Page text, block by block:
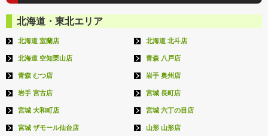
北海道・東北エリア
北海道 室蘭店 北海道 北斗店
北海道 空知栗山店 青森 八戸店
青森 むつ店 岩手 奥州店
岩手 宮古店 宮城 長町店
宮城 大和町店 宮城 六丁の目店
宮城 ザモール仙台店 山形 山形店